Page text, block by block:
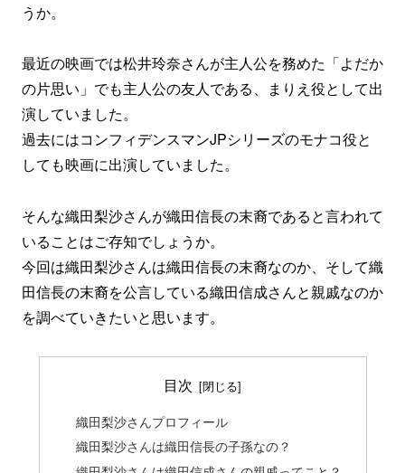
うか。
最近の映画では松井玲奈さんが主人公を務めた「よだか
の片思い」でも主人公の友人である、まりえ役として出
演していました。
過去にはコンフィデンスマンJPシリーズのモナコ役と
しても映画に出演していました。
そんな織田梨沙さんが織田信長の末裔であると言われて
いることはご存知でしょうか。
今回は織田梨沙さんは織田信長の末裔なのか、そして織
田信長の末裔を公言している織田信成さんと親戚なのか
を調べていきたいと思います。
目次
織田梨沙さんプロフィール
織田梨沙さんは織田信長の子孫なの？